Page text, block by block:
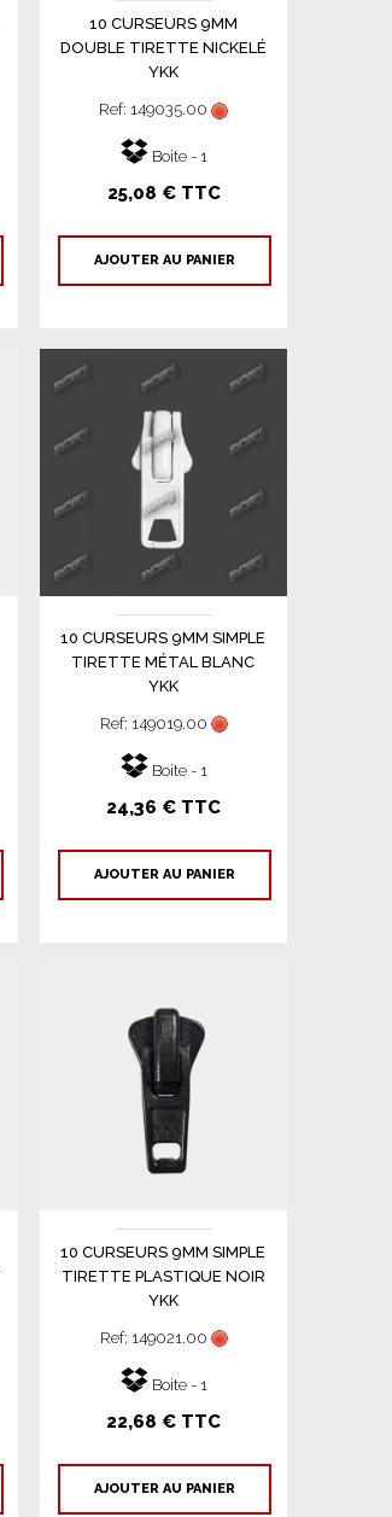
10 CURSEURS 9MM
DOUBLE TIRETTE NICKELÉ
YKK
Ref: 149035.00
Boite - 1
25,08 € TTC
AJOUTER AU PANIER
10 CURSEURS 9MM SIMPLE
TIRETTE MÉTAL BLANC
YKK
Ref: 149019.00
Boite - 1
24,36 € TTC
AJOUTER AU PANIER
10 CURSEURS 9MM SIMPLE
TIRETTE PLASTIQUE NOIR
YKK
Ref: 149021.00
Boite - 1
22,68 € TTC
AJOUTER AU PANIER